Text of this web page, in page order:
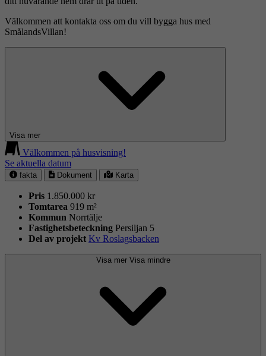
Välkommen att kontakta oss om du vill bygga hus med
SmålandsVillan!
Visa mer
Välkommen på husvisning!
Se aktuella datum
fakta Dokument Karta
Pris 1.850.000 kr
Tomtarea 919 m²
Kommun Norrtälje
Fastighets­beteckning Persiljan 5
Del av projekt Kv Roslagsbacken
Visa mer Visa mindre